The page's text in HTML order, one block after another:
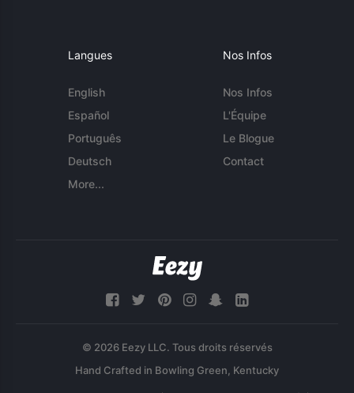
Langues
English
Español
Português
Deutsch
More...
Nos Infos
Nos Infos
L'Équipe
Le Blogue
Contact
© 2026 Eezy LLC. Tous droits réservés